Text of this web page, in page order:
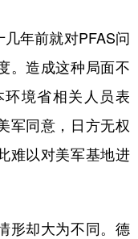
年前就对PFAS问
。造成这种局面不
境省相关人员表
军同意，日方无权
难以对美军基地进
却大为不同。德